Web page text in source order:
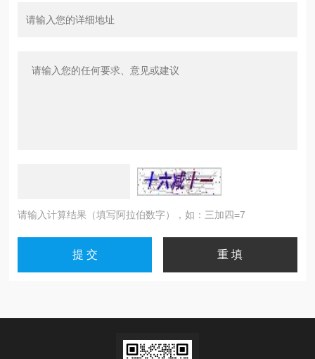
请输入计算结果（填写阿拉伯数字），如：三加四=7